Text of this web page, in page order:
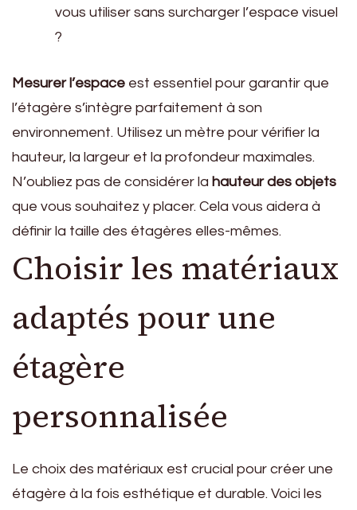
vous utiliser sans surcharger l’espace visuel
?
Mesurer l’espace est essentiel pour garantir que
l’étagère s’intègre parfaitement à son
environnement. Utilisez un mètre pour vérifier la
hauteur, la largeur et la profondeur maximales.
N’oubliez pas de considérer la hauteur des objets
que vous souhaitez y placer. Cela vous aidera à
définir la taille des étagères elles-mêmes.
Choisir les matériaux
adaptés pour une
étagère
personnalisée
Le choix des matériaux est crucial pour créer une
étagère à la fois esthétique et durable. Voici les